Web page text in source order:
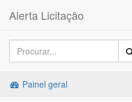
Alerta Licitação
Painel geral